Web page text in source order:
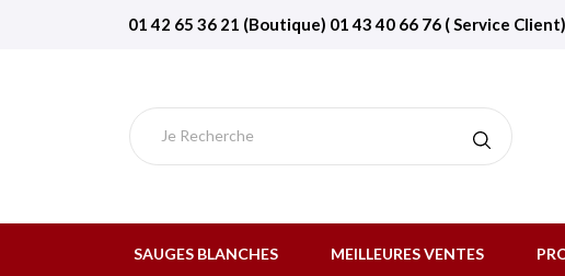
01 42 65 36 21 (Boutique) 01 43 40 66 76 ( Service Client)
SAUGES BLANCHES MEILLEURES VENTES